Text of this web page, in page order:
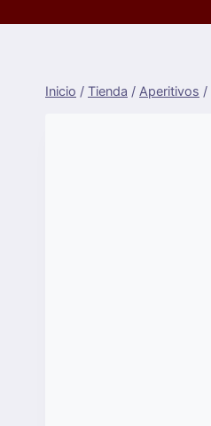
Inicio / Tienda / Aperitivos /